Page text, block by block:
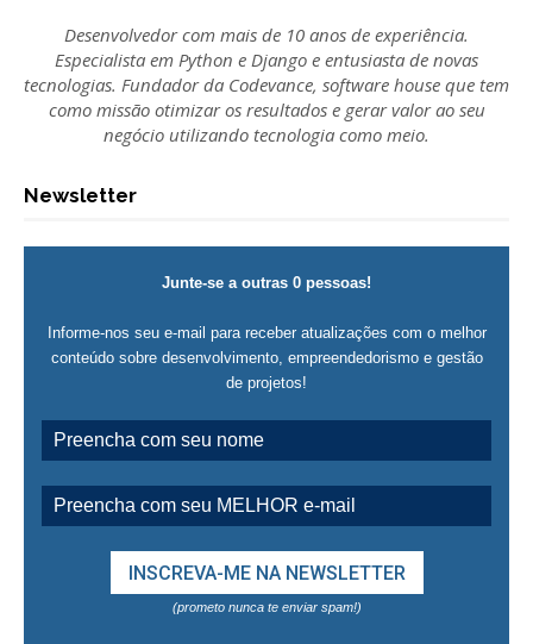
Desenvolvedor com mais de 10 anos de experiência.
Especialista em Python e Django e entusiasta de novas
tecnologias. Fundador da Codevance, software house que tem
como missão otimizar os resultados e gerar valor ao seu
negócio utilizando tecnologia como meio.
Newsletter
Junte-se a outras 0 pessoas!
Informe-nos seu e-mail para receber atualizações com o melhor
conteúdo sobre desenvolvimento, empreendedorismo e gestão
de projetos!
(prometo nunca te enviar spam!)